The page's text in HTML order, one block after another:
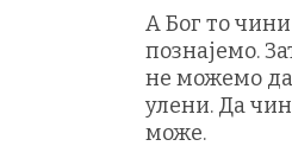
А Бог то
познајемо.
не можемо да
улени. Да
може.